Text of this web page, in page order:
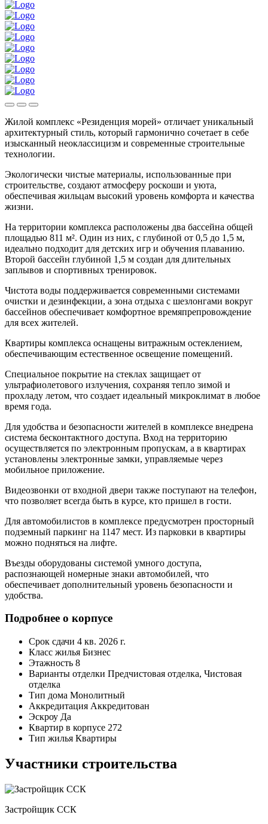
Жилой комплекс «Резиденция морей» отличает уникальный
архитектурный стиль, который гармонично сочетает в себе
изысканный неоклассицизм и современные строительные
технологии.
Экологически чистые материалы, использованные при
строительстве, создают атмосферу роскоши и уюта,
обеспечивая жильцам высокий уровень комфорта и качества
жизни.
На территории комплекса расположены два бассейна общей
площадью 811 м². Один из них, с глубиной от 0,5 до 1,5 м,
идеально подходит для детских игр и обучения плаванию.
Второй бассейн глубиной 1,5 м создан для длительных
заплывов и спортивных тренировок.
Чистота воды поддерживается современными системами
очистки и дезинфекции, а зона отдыха с шезлонгами вокруг
бассейнов обеспечивает комфортное времяпрепровождение
для всех жителей.
Квартиры комплекса оснащены витражным остеклением,
обеспечивающим естественное освещение помещений.
Специальное покрытие на стеклах защищает от
ультрафиолетового излучения, сохраняя тепло зимой и
прохладу летом, что создает идеальный микроклимат в любое
время года.
Для удобства и безопасности жителей в комплексе внедрена
система бесконтактного доступа. Вход на территорию
осуществляется по электронным пропускам, а в квартирах
установлены электронные замки, управляемые через
мобильное приложение.
Видеозвонки от входной двери также поступают на телефон,
что позволяет всегда быть в курсе, кто пришел в гости.
Для автомобилистов в комплексе предусмотрен просторный
подземный паркинг на 1147 мест. Из парковки в квартиры
можно подняться на лифте.
Въезды оборудованы системой умного доступа,
распознающей номерные знаки автомобилей, что
обеспечивает дополнительный уровень безопасности и
удобства.
Подробнее о корпусе
Срок сдачи 4 кв. 2026 г.
Класс жилья Бизнес
Этажность 8
Варианты отделки Предчистовая отделка, Чистовая
отделка
Тип дома Монолитный
Аккредитация Аккредитован
Эскроу Да
Квартир в корпусе 272
Тип жилья Квартиры
Участники строительства
Застройщик ССК